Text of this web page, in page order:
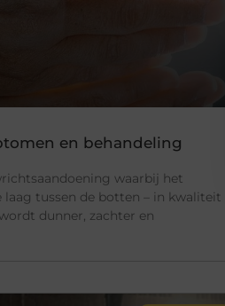
en behandeling
waarbij het
laag tussen de botten – in kwaliteit
dunner, zachter en